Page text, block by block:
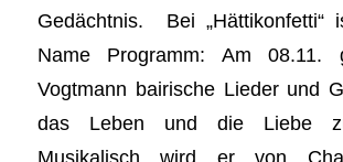
Gedächtnis. Bei „Hättikonfetti“
Name Programm: Am 08.11.
Vogtmann bairische Lieder und
das Leben und die Liebe
Musikalisch wird er von